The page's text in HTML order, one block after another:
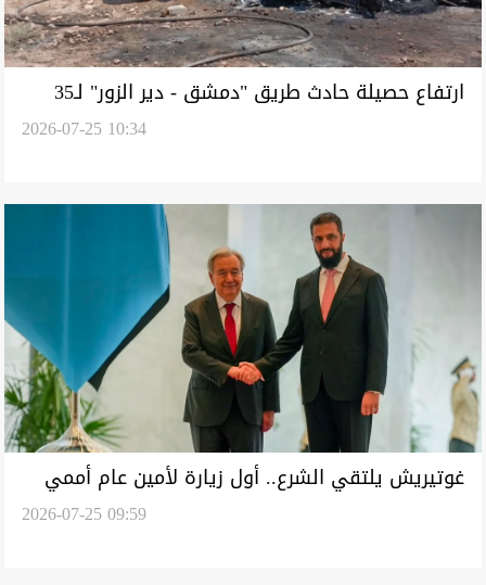
ارتفاع حصيلة حادث طريق "دمشق - دير الزور" لـ35
2026-07-25 10:34
غوتيريش يلتقي الشرع.. أول زيارة لأمين عام أممي
2026-07-25 09:59